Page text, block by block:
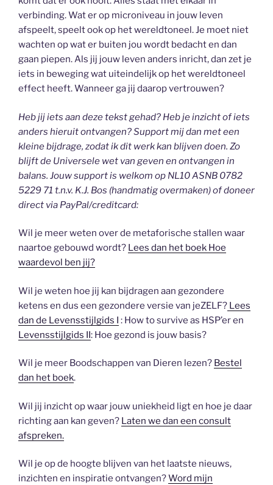
verbinding. Wat er op microniveau in jouw leven
afspeelt, speelt ook op het wereldtoneel. Je moet niet
wachten op wat er buiten jou wordt bedacht en dan
gaan piepen. Als jij jouw leven anders inricht, dan zet je
iets in beweging wat uiteindelijk op het wereldtoneel
effect heeft. Wanneer ga jij daarop vertrouwen?
Heb jij iets aan deze tekst gehad? Heb je inzicht of iets
anders hieruit ontvangen? Support mij dan met een
kleine bijdrage, zodat ik dit werk kan blijven doen. Zo
blijft de Universele wet van geven en ontvangen in
balans. Jouw support is welkom op NL10 ASNB 0782
5229 71 t.n.v. K.J. Bos (handmatig overmaken) of doneer
direct via PayPal/creditcard:
Wil je meer weten over de metaforische stallen waar
naartoe gebouwd wordt? Lees dan het boek Hoe
waardevol ben jij?
Wil je weten hoe jij kan bijdragen aan gezondere
ketens en dus een gezondere versie van jeZELF? Lees
dan de Levensstijlgids I : How to survive as HSP’er en
Levensstijlgids II: Hoe gezond is jouw basis?
Wil je meer Boodschappen van Dieren lezen? Bestel
dan het boek.
Wil jij inzicht op waar jouw uniekheid ligt en hoe je daar
richting aan kan geven? Laten we dan een consult
afspreken.
Wil je op de hoogte blijven van het laatste nieuws,
inzichten en inspiratie ontvangen?Word mijn